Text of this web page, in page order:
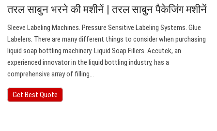
तरल साबुन भरने की मशीनें | तरल साबुन पैकेजिंग मशीनें
Sleeve Labeling Machines. Pressure Sensitive Labeling Systems. Glue
Labelers. There are many different things to consider when purchasing
liquid soap bottling machinery. Liquid Soap Fillers. Accutek, an
experienced innovator in the liquid bottling industry, has a
comprehensive array of filling…
Get Best Quote